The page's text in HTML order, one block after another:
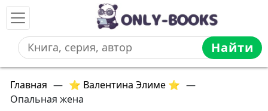
Найти
Главная — ⭐ Валентина Элиме ⭐ —
Опальная жена